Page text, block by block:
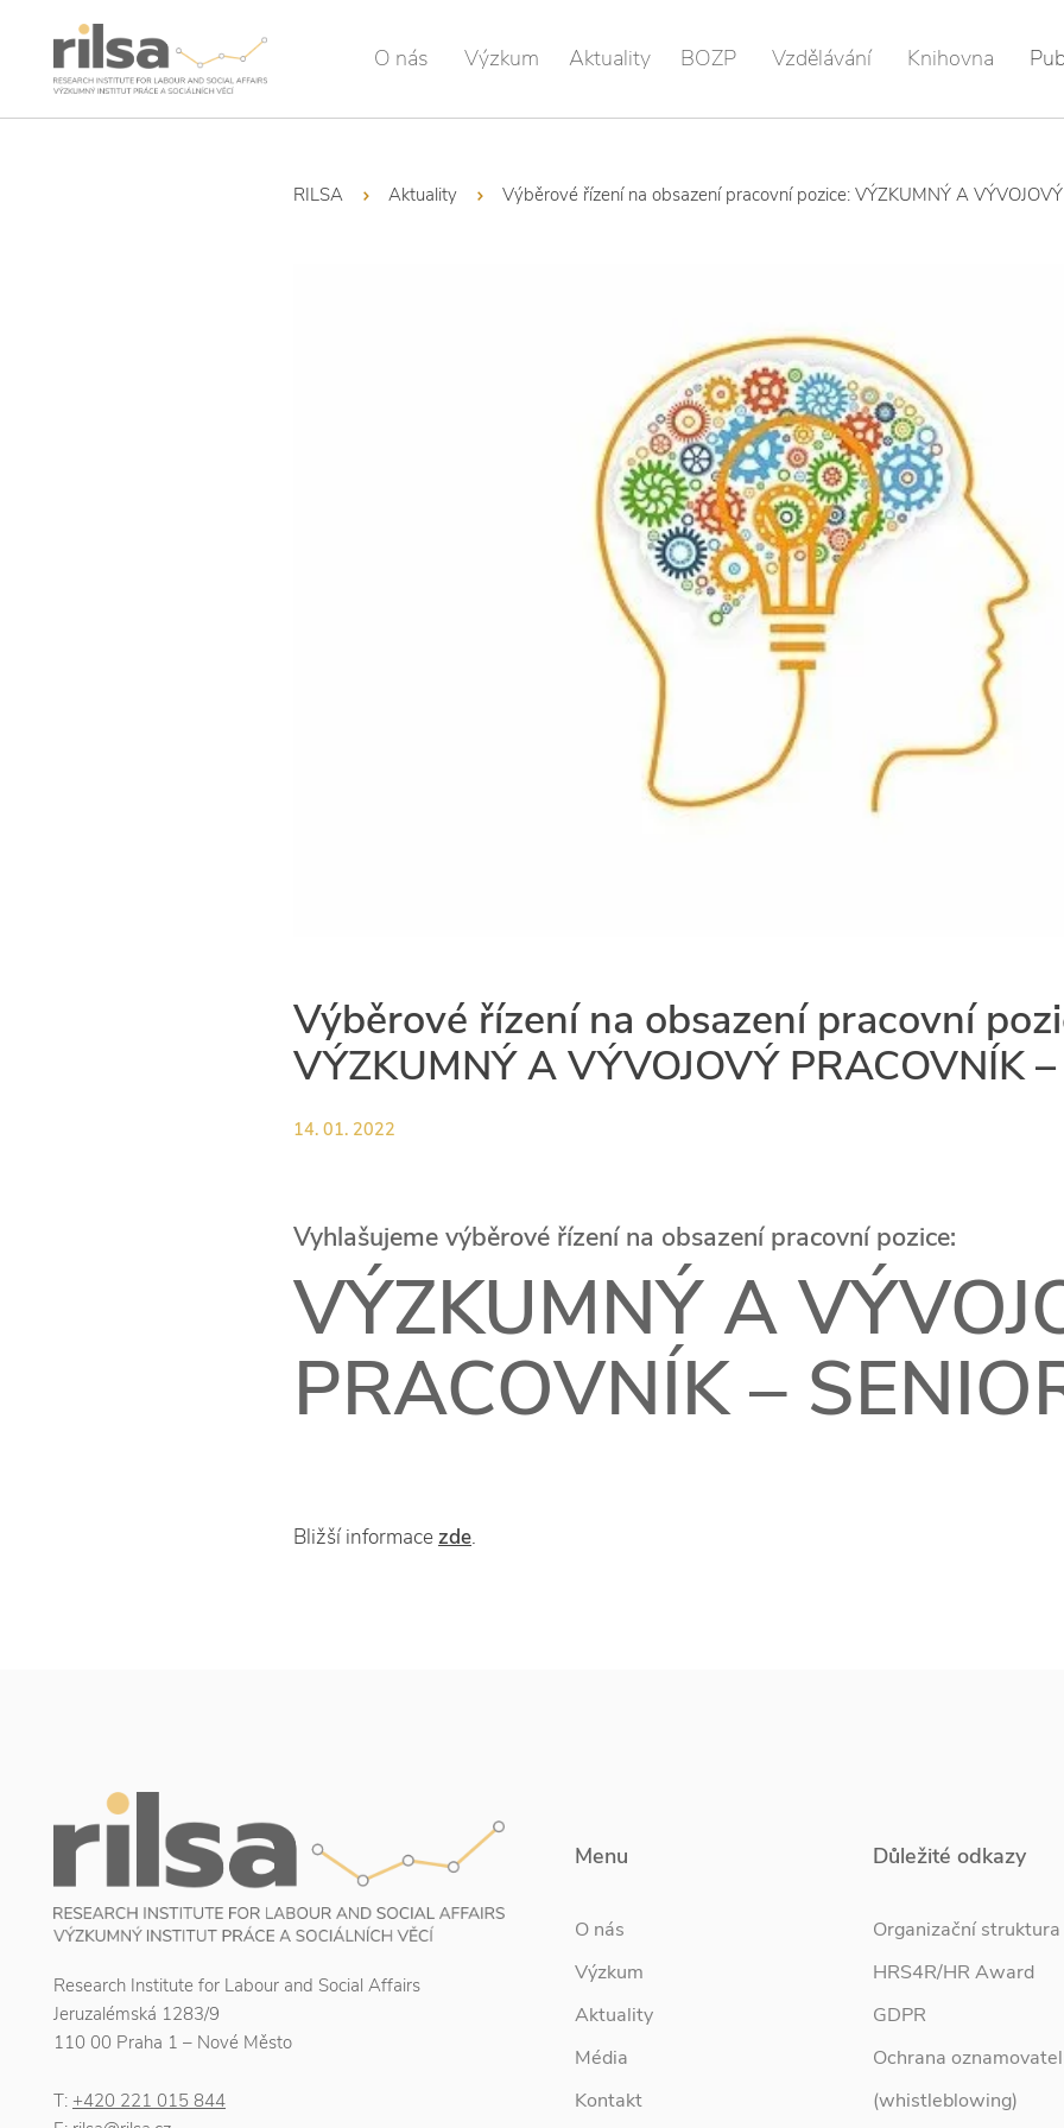
O nás Výzkum Aktuality BOZP Vzdělávání Knihovna
RILSA Aktuality Výběrové řízení na obsazení pracovní pozice: VÝZKUMNÝ A
Výběrové řízení na obsazení pracovní
VÝZKUMNÝ A VÝVOJOVÝ PRACOVNÍK
14. 01. 2022
Vyhlašujeme výběrové řízení na obsazení pracovní pozice:
VÝZKUMNÝ A
PRACOVNÍK –
Bližší informacezde.
Research Institute for Labour and Social Affairs
Jeruzalémská 1283/9
110 00 Praha 1 – Nové Město
T: +420 221 015 844
Menu
O nás
Výzkum
Aktuality
Média
Kontakt
Důležité odkazy
Organizační struktura
HRS4R/HR Award
GDPR
Ochrana
(whistleblowing)